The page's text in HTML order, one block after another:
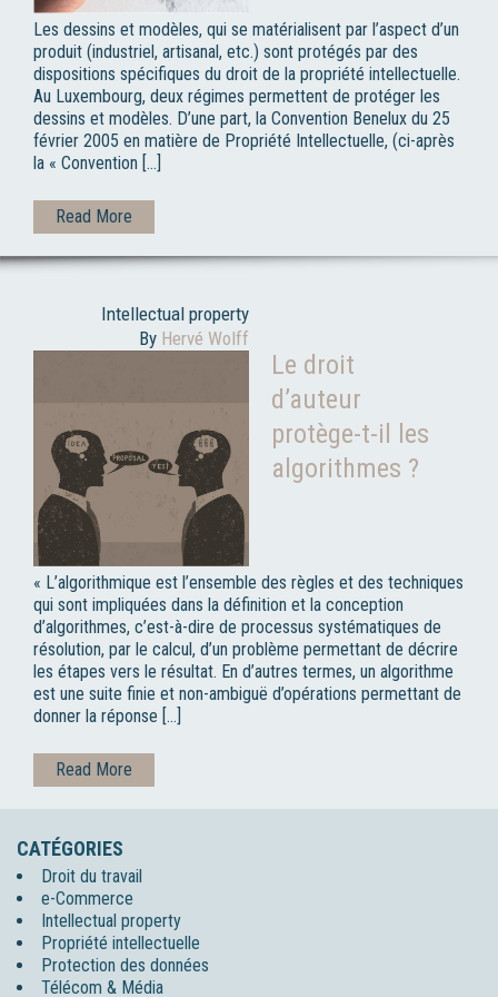
Les dessins et modèles, qui se matérialisent par l’aspect d’un
produit (industriel, artisanal, etc.) sont protégés par des
dispositions spécifiques du droit de la propriété intellectuelle.
Au Luxembourg, deux régimes permettent de protéger les
dessins et modèles. D’une part, la Convention Benelux du 25
février 2005 en matière de Propriété Intellectuelle, (ci-après
la « Convention […]
Read More
Intellectual property
By Hervé Wolff
Le droit
d’auteur
protège-t-il les
algorithmes ?
« L’algorithmique est l’ensemble des règles et des techniques
qui sont impliquées dans la définition et la conception
d’algorithmes, c’est-à-dire de processus systématiques de
résolution, par le calcul, d’un problème permettant de décrire
les étapes vers le résultat. En d’autres termes, un algorithme
est une suite finie et non-ambiguë d’opérations permettant de
donner la réponse […]
Read More
CATÉGORIES
Droit du travail
e-Commerce
Intellectual property
Propriété intellectuelle
Protection des données
Télécom & Média